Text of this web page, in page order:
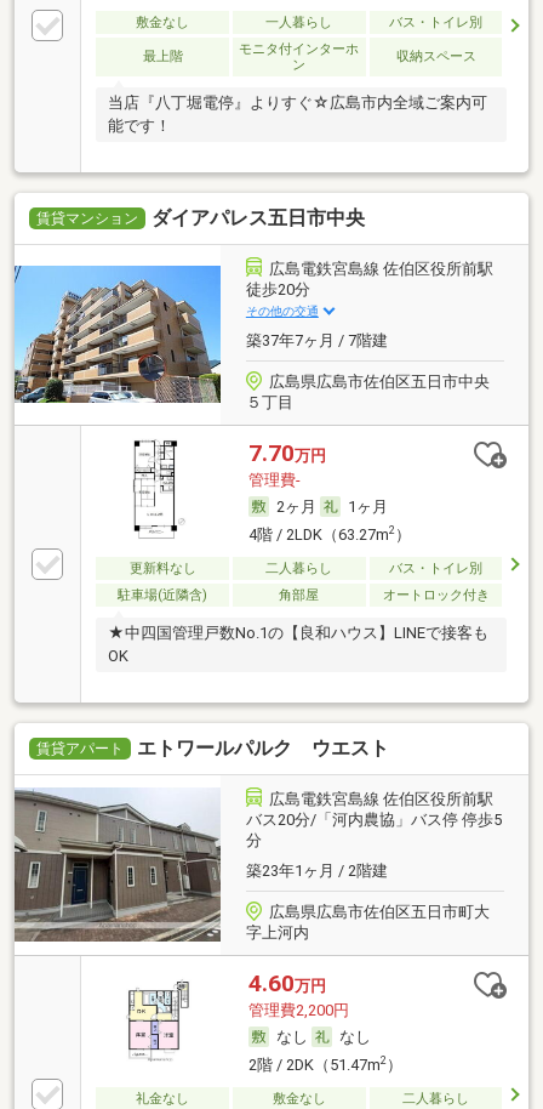
敷金なし 一人暮らし バス・トイレ別
最上階
モニタ付インターホ
ン
収納スペース
当店『八丁堀電停』よりすぐ☆広島市内全域ご案内可
能です！
賃貸マンション ダイアパレス五日市中央
広島電鉄宮島線 佐伯区役所前駅
徒歩20分
その他の交通
築37年7ヶ月 / 7階建
広島県広島市佐伯区五日市中央
５丁目
7.70万円
管理費-
2ヶ月
1ヶ月
4階 / 2LDK（63.27m2）
更新料なし 二人暮らし
バス・トイレ別
駐車場(近隣含)
角部屋 オートロック付き
★中四国管理戸数No.1の【良和ハウス】LINEで接客も
OK
賃貸アパート エトワールパルク ウエスト
広島電鉄宮島線 佐伯区役所前駅
バス20分/「河内農協」バス停 停歩5
分
築23年1ヶ月 / 2階建
広島県広島市佐伯区五日市町大
字上河内
4.60万円
管理費2,200円
なし
なし
2階 / 2DK（51.47m2）
礼金なし 敷金なし 二人暮らし